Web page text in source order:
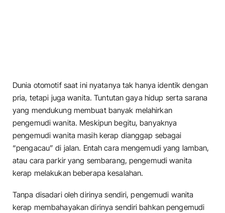
Dunia otomotif saat ini nyatanya tak hanya identik dengan
pria, tetapi juga wanita. Tuntutan gaya hidup serta sarana
yang mendukung membuat banyak melahirkan
pengemudi wanita. Meskipun begitu, banyaknya
pengemudi wanita masih kerap dianggap sebagai
“pengacau” di jalan. Entah cara mengemudi yang lamban,
atau cara parkir yang sembarang, pengemudi wanita
kerap melakukan beberapa kesalahan.
Tanpa disadari oleh dirinya sendiri, pengemudi wanita
kerap membahayakan dirinya sendiri bahkan pengemudi